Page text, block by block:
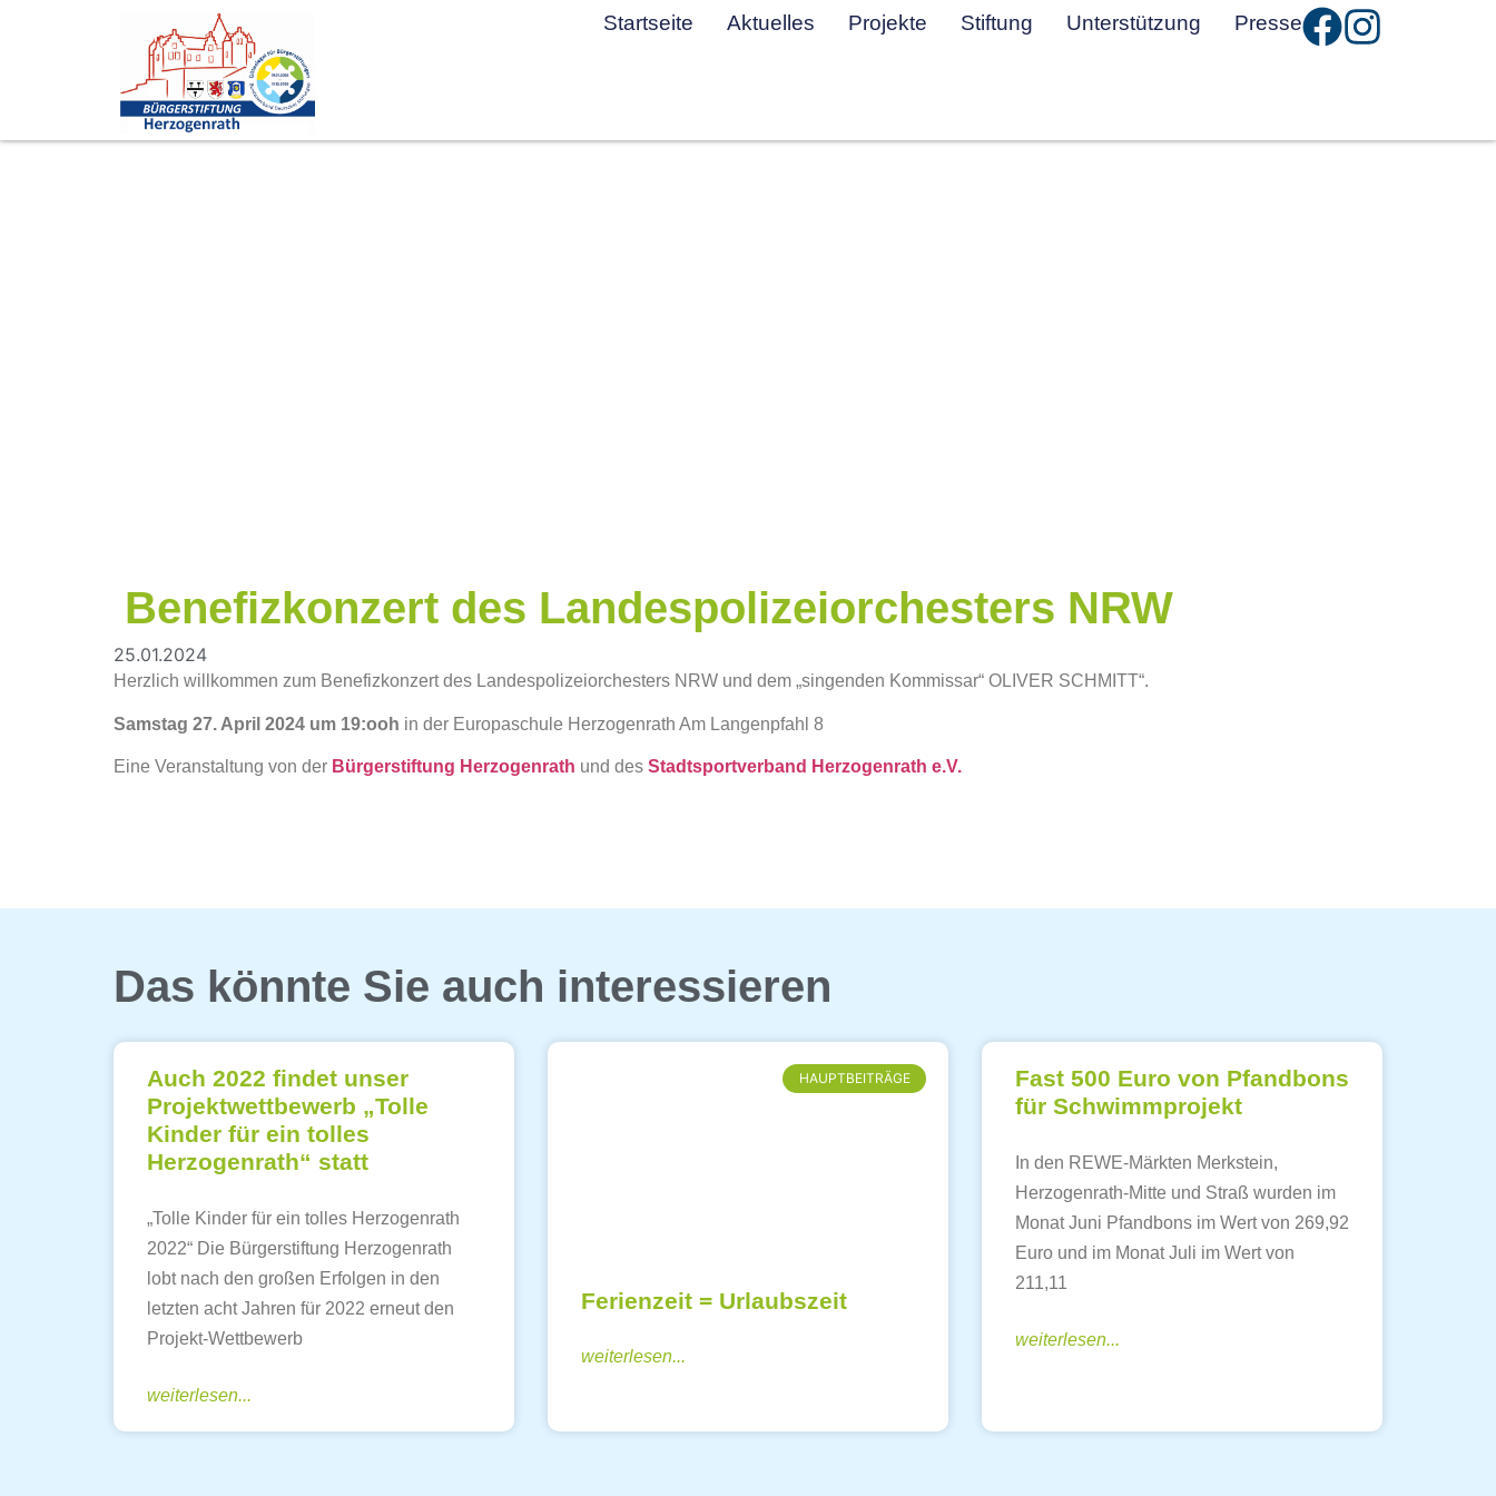
Startseite Aktuelles Projekte Stiftung Unterstützung Presse
Benefizkonzert des Landespolizeiorchesters NRW
25.01.2024
Herzlich willkommen zum Benefizkonzert des Landespolizeiorchesters NRW und dem „singenden Kommissar“ OLIVER SCHMITT“.
Samstag 27. April 2024 um 19:ooh in der Europaschule Herzogenrath Am Langenpfahl 8
Eine Veranstaltung von der Bürgerstiftung Herzogenrath und des Stadtsportverband Herzogenrath e.V.
Das könnte Sie auch interessieren
Auch 2022 findet unser
Projektwettbewerb „Tolle
Kinder für ein tolles
Herzogenrath“ statt
„Tolle Kinder für ein tolles Herzogenrath
2022“ Die Bürgerstiftung Herzogenrath
lobt nach den großen Erfolgen in den
letzten acht Jahren für 2022 erneut den
Projekt-Wettbewerb
weiterlesen...
HAUPTBEITRÄGE
Ferienzeit = Urlaubszeit
weiterlesen...
Fast 500 Euro von Pfandbons
für Schwimmprojekt
In den REWE-Märkten Merkstein,
Herzogenrath-Mitte und Straß wurden im
Monat Juni Pfandbons im Wert von 269,92
Euro und im Monat Juli im Wert von
211,11
weiterlesen...